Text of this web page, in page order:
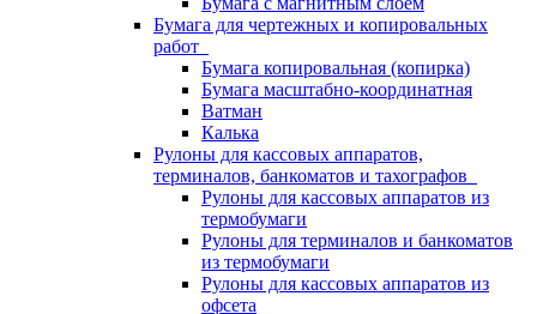
Бумага для чертежных и копировальных
работ
Бумага копировальная (копирка)
Бумага масштабно-координатная
Ватман
Калька
Рулоны для кассовых аппаратов,
терминалов, банкоматов и тахографов
Рулоны для кассовых аппаратов из
термобумаги
Рулоны для терминалов и банкоматов
из термобумаги
Рулоны для кассовых аппаратов из
офсета